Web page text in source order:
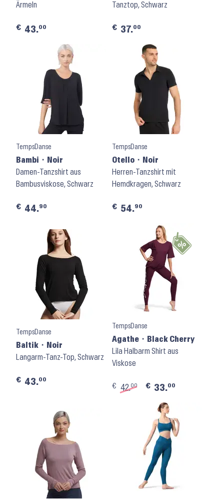
Ärmeln
€ 43.00
Tanztop, Schwarz
€ 37.00
TempsDanse
Bambi ⬝ Noir
Damen-Tanzshirt aus
Bambusviskose, Schwarz
€ 44.90
TempsDanse
Otello ⬝ Noir
Herren-Tanzshirt mit
Hemdkragen, Schwarz
€ 54.90
TempsDanse
Baltik ⬝ Noir
Langarm-Tanz-Top, Schwarz
€ 43.00
TempsDanse
Agathe ⬝ Black Cherry
Lila Halbarm Shirt aus
Viskose
€ 42.00 € 33.00